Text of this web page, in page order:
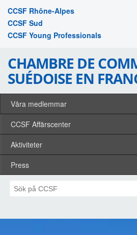
CCSF Rhône-Alpes
CCSF Sud
CCSF Young Professionals
CHAMBRE DE
SUÉDOISE EN
Våra medlemmar
CCSF Affärscenter
Aktiviteter
Press